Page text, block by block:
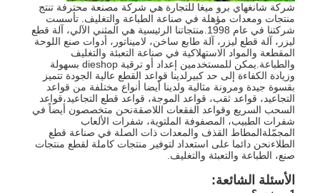
مراقبة الجودة
اتصل بنا
أخبار
حالات
شركة شانغهاي برو ميغا للتجارة هي شركة مصنعة محترفة تنتج
منتجات ومعدات مؤهلة في صناعة الطباعة والتغليف. تأسست
شركتنا في عام 1998.منتجاتنا الرئيسية هي المثني الآلي، آلة قطع
ليزر، آلة قطع ليزر، آلة طابع ساخن، لاميناتور، أدوات صنع اللوحة
المقطعة والمواد الاستهلاكية في صناعة التعبئة والتغليف
والطباعة.يمكن للمستخدمين إعداد أو ترقية dieshop بسهولة
وزيادة الكفاءة إلى حد كبيرلدينا قواعد القطع عالية الجودة تتميز
بقسوة جيدة ومرونة مثالية ولدينا أيضا أنواع مختلفة من قواعد
التجاعيد، قواعد ثقب، قواعد الموجة، قواعد قطع التجاعيد،قواعد
السحب السريع وقواعد الفقعات اللاصقةنحن متخصصون أيضاً في
شفرات الطبيب، المصفوفة الملتوية، شفرات الألعاب
المجمّلةالمطاط القذف والمعدات ذات الصلة في صناعة قطع
الطلاءنحن دائما على استعداد لتوفير منتجات كاملة لقطع منتجات
صنع، الطباعة والتعبئة والتغليف.
الأسئلة الشائعة: